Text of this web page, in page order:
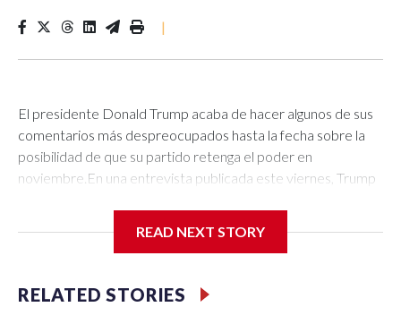
|
El presidente Donald Trump acaba de hacer algunos de sus
comentarios más despreocupados hasta la fecha sobre la
posibilidad de que su partido retenga el poder en
noviembre.En una entrevista publicada este viernes, Trump
disipó realmente la idea de que no le interesa demasiado
entrevista con Punchbowl News, grabada el jueves, Jake
Sherman le preguntó a Trump sobre la narrativa de que
READ NEXT STORY
RELATED STORIES